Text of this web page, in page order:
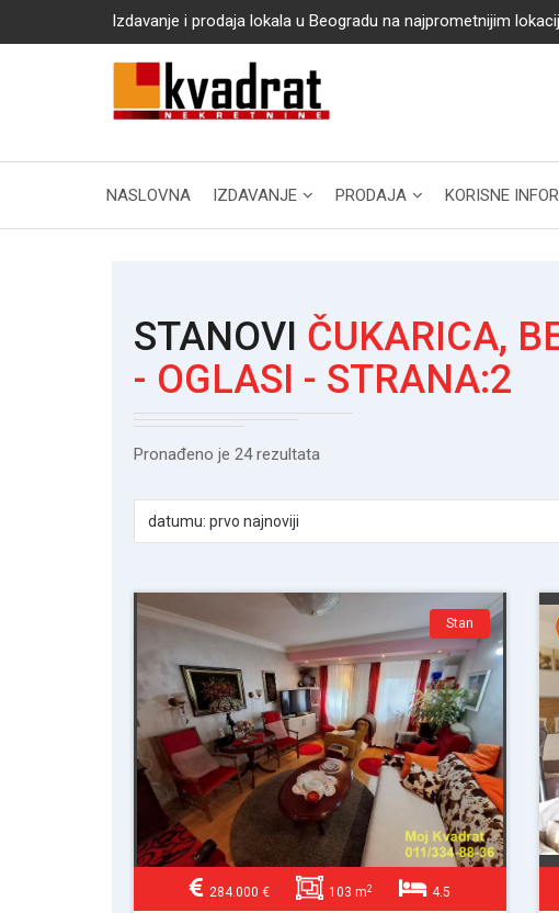
Izdavanje i prodaja lokala u Beogradu na najprometnijim
NASLOVNA IZDAVANJE PRODAJA KORISNE
STANOVI ČUKARICA,
- OGLASI - STRANA:2
Pronađeno je 24 rezultata
datumu: prvo najnoviji
Stan
284.000 € 103 m2 4.5